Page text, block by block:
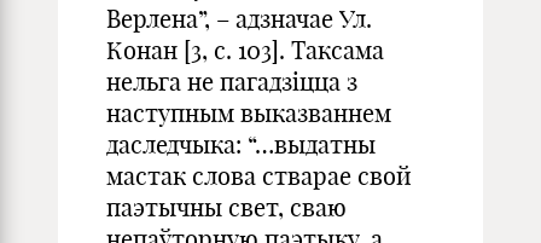
Верлена”, – адзначае Ул.
Конан [3, с. 103]. Таксама
нельга не пагадзіцца з
наступным выказваннем
даследчыка: “…выдатны
мастак слова стварае свой
паэтычны свет, сваю